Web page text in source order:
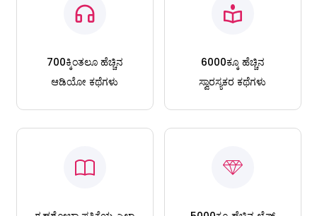
700ಕ್ಕಿಂತಲೂ ಹೆಚ್ಚಿನ
ಆಡಿಯೋ ಕಥೆಗಳು
6000ಕ್ಕೂ ಹೆಚ್ಚಿನ
ಸ್ವಾರಸ್ಯಕರ ಕಥೆಗಳು